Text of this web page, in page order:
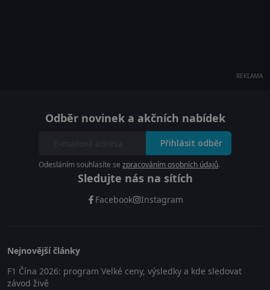
REKLAMA
Odběr novinek a akčních nabídek
Přihlásit odběr
Odesláním souhlasíte se zpracováním osobních údajů.
Sledujte nás na sítích
Facebook Instagram
Nejnovější články
F1 Čína 2026: program Velké ceny, výsledky a kde sledovat
závod živě